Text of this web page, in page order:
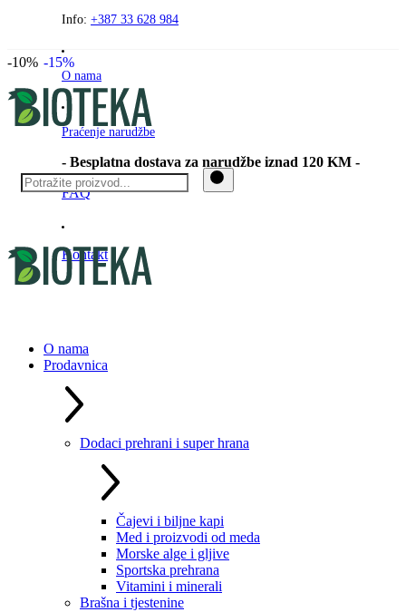
PreskočiteInfo: +387 33 628 984
O nama
Praćenje narudžbe
- Besplatna dostava za narudžbe iznad 120 KM -
FAQ
Kontakt
O nama
Prodavnica
Dodaci prehrani i super hrana
Čajevi i biljne kapi
Med i proizvodi od meda
Morske alge i gljive
Sportska prehrana
Vitamini i minerali
Brašna i tjestenine
-10% -15%